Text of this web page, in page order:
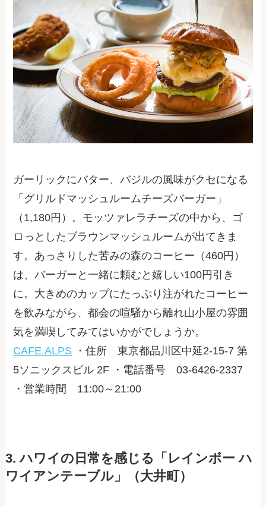
ガーリックにバター、バジルの風味がクセになる
「グリルドマッシュルームチーズバーガー」
（1,180円）。モッツァレラチーズの中から、ゴ
ロっとしたブラウンマッシュルームが出てきま
す。あっさりした苦みの森のコーヒー（460円）
は、バーガーと一緒に頼むと嬉しい100円引き
に。大きめのカップにたっぷり注がれたコーヒー
を飲みながら、都会の喧騒から離れ山小屋の雰囲
気を満喫してみてはいかがでしょうか。
CAFE.ALPS ・住所 東京都品川区中延2-15-7 第
5ソニックスビル 2F ・電話番号 03-6426-2337
・営業時間 11:00～21:00
3. ハワイの日常を感じる「レインボー ハ
ワイアンテーブル」（大井町）